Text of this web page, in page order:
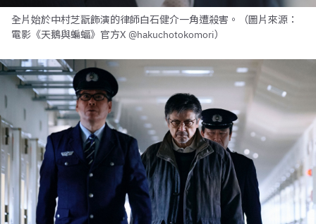
全片始於中村芝翫飾演的律師白石健介一角遭殺害。（圖片來源：
電影《天鵝與蝙蝠》官方X @hakuchotokomori）